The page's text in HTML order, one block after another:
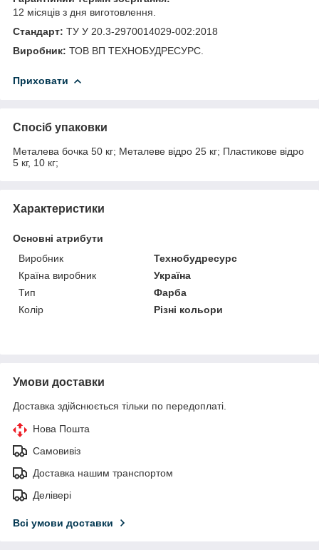
12 місяців з дня виготовлення.
Стандарт: ТУ У 20.3-2970014029-002:2018
Виробник: ТОВ ВП ТЕХНОБУДРЕСУРС.
Приховати
Спосіб упаковки
Металева бочка 50 кг; Металеве відро 25 кг; Пластикове відро
5 кг, 10 кг;
Характеристики
Основні атрибути
Виробник
Технобудресурс
Країна виробник
Україна
Тип
Фарба
Колір
Різні кольори
Умови доставки
Доставка здійснюється тільки по передоплаті.
Нова Пошта
Самовивіз
Доставка нашим транспортом
Делівері
Всі умови доставки